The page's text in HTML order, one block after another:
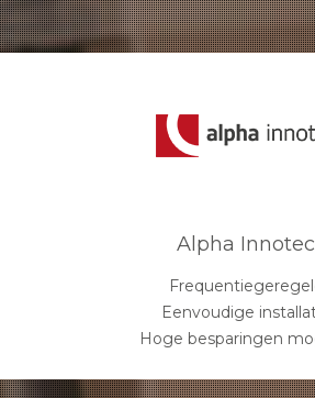
Alpha Innotec
Eenvoudige
Hoge besparingen